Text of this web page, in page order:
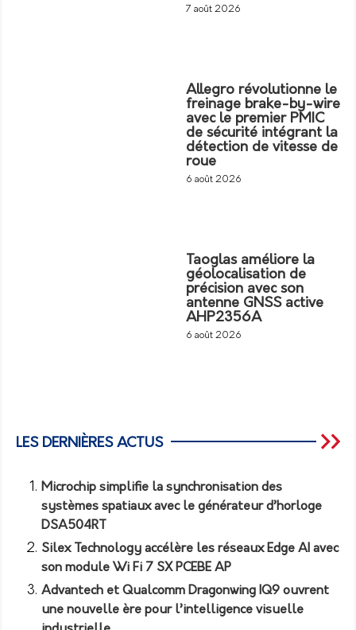
7 août 2026
Allegro révolutionne le
freinage brake-by-wire
avec le premier PMIC
de sécurité intégrant la
détection de vitesse de
roue
6 août 2026
Taoglas améliore la
géolocalisation de
précision avec son
antenne GNSS active
AHP2356A
6 août 2026
LES DERNIÈRES ACTUS
Microchip simplifie la synchronisation des
systèmes spatiaux avec le générateur d’horloge
DSA504RT
Silex Technology accélère les réseaux Edge AI avec
son module Wi Fi 7 SX PCEBE AP
Advantech et Qualcomm Dragonwing IQ9 ouvrent
une nouvelle ère pour l’intelligence visuelle